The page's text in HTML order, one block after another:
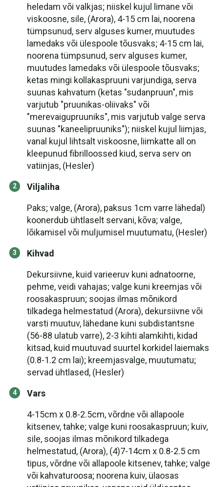
heledam või valkjas; niiskel kujul limane või
viskoosne, sile, (Arora), 4-15 cm lai, noorena
tümpsunud, serv alguses kumer, muutudes
lamedaks või ülespoole tõusvaks; 4-15 cm lai,
noorena tümpsunud, serv alguses kumer,
muutudes lamedaks või ülespoole tõusvaks;
ketas mingi kollakaspruuni varjundiga, serva
suunas kahvatum (ketas "sudanpruun", mis
varjutub "pruunikas-oliivaks" või
"merevaigupruuniks", mis varjutub valge serva
suunas "kaneelipruuniks"); niiskel kujul liimjas,
vanal kujul lihtsalt viskoosne, liimkatte all on
kleepunud fibrilloossed kiud, serva serv on
vatiinjas, (Hesler)
Viljaliha
Paks; valge, (Arora), paksus 1cm varre lähedal)
koonerdub ühtlaselt servani, kõva; valge,
lõikamisel või muljumisel muutumatu, (Hesler)
Kihvad
Dekursiivne, kuid varieeruv kuni adnatoorne,
pehme, veidi vahajas; valge kuni kreemjas või
roosakaspruun; soojas ilmas mõnikord
tilkadega helmestatud (Arora), dekursiivne või
varsti muutuv, lähedane kuni subdistantsne
(56-88 ulatub varre), 2-3 kihti alamkihti, kidad
kitsad, kuid muutuvad suurtel korkidel laiemaks
(0.8-1.2 cm lai); kreemjasvalge, muutumatu;
servad ühtlased, (Hesler)
Vars
4-15cm x 0.8-2.5cm, võrdne või allapoole
kitsenev, tahke; valge kuni roosakaspruun; kuiv,
sile, soojas ilmas mõnikord tilkadega
helmestatud, (Arora), (4)7-14cm x 0.8-2.5 cm
tipus, võrdne või allapoole kitsenev, tahke; valge
või kahvaturoosa; noorena kuiv, ülaosas